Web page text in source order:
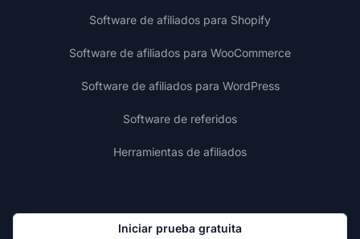
Software de afiliados para Shopify
Software de afiliados para WooCommerce
Software de afiliados para WordPress
Software de referidos
Herramientas de afiliados
Iniciar prueba gratuita